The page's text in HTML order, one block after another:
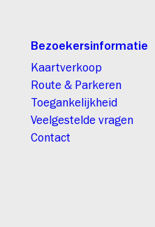
Bezoekersinformatie
Kaartverkoop
Route & Parkeren
Toegankelijkheid
Veelgestelde vragen
Contact